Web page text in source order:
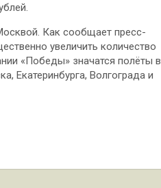
Как сообщает пресс-
увеличить количество
«Победы» значатся полёты в
Екатеринбурга, Волгограда и